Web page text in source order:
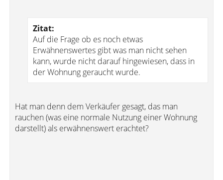
Zitat:
Auf die Frage ob es noch etwas
Erwähnenswertes gibt was man nicht sehen
kann, wurde nicht darauf hingewiesen, dass in
der Wohnung geraucht wurde.
Hat man denn dem Verkäufer gesagt, das man
rauchen (was eine normale Nutzung einer Wohnung
darstellt) als erwähnenswert erachtet?